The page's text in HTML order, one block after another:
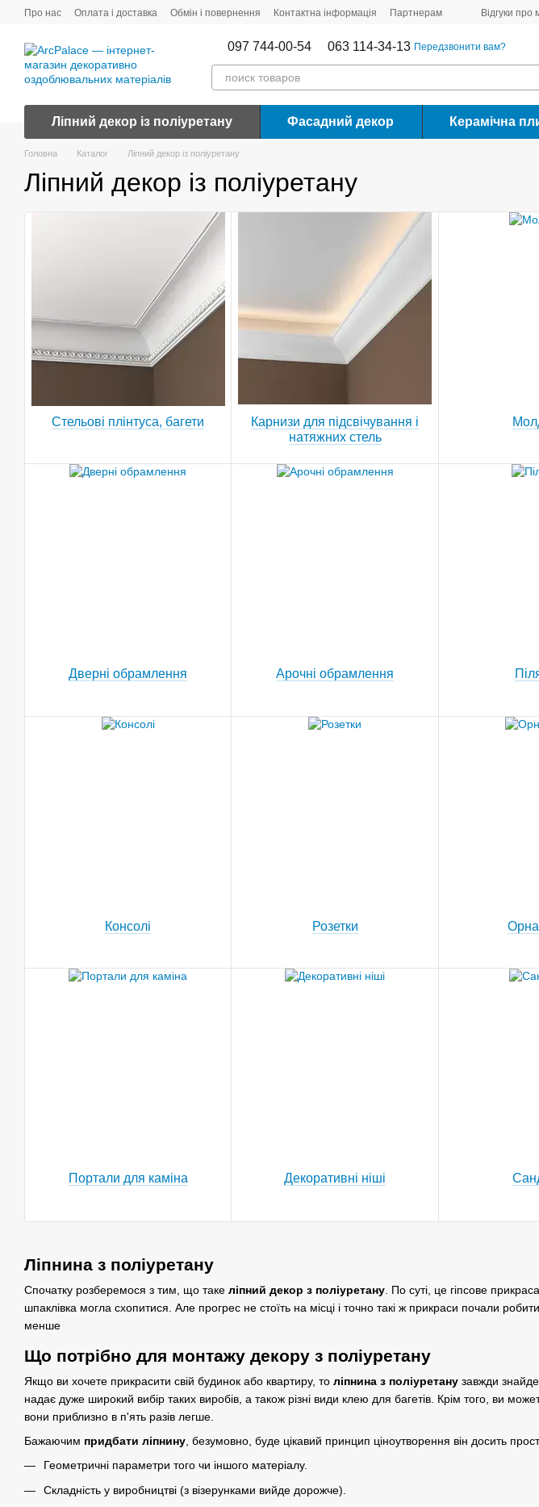
Перейти до основного контенту
Про нас Оплата і доставка Обмін і повернення Контактна інформація Партнерам Відгуки про
097 744-00-54 063 114-34-13 Передзвонити вам?
Ліпний декор із поліуретану Фасадний декор Керамічна
Головна Каталог Ліпний декор із поліуретану
Ліпний декор із поліуретану
Ліпнина з поліуретану
Спочатку розберемося з тим, що таке ліпний декор з поліуретану . По суті, це гіпсове
шпаклівка могла схопитися. Але прогрес не стоїть на місці і точно такі ж прикраси почали
менше
Що потрібно для монтажу декору з поліуретану
Якщо ви хочете прикрасити свій будинок або квартиру, то ліпнина з поліуретану завжди знайде
надає дуже широкий вибір таких виробів, а також різні види клею для багетів. Крім того, ви
вони приблизно в п'ять разів легше.
Бажаючим придбати ліпнину , безумовно, буде цікавий принцип ціноутворення він досить
Геометричні параметри того чи іншого матеріалу.
Складність у виробництві (з візерунками вийде дорожче).
Стельові плінтуса, багети
Карнизи для підсвічування і
натяжних стель
Дверні обрамлення Арочні обрамлення
Консолі Розетки
Портали для каміна Декоративні ніші